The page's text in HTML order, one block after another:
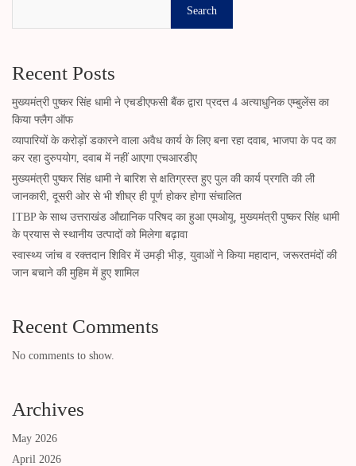
Search
Recent Posts
मुख्यमंत्री पुष्कर सिंह धामी ने एचडीएफसी बैंक द्वारा प्रदत्त 4 अत्याधुनिक एम्बुलेंस का
किया फ्लैग ऑफ
व्यापारियों के करोड़ों डकारने वाला अवैध कार्य के लिए बना रहा दवाब, भाजपा के पद का
कर रहा दुरुपयोग, दवाब में नहीं आएगा एचआरडीए
मुख्यमंत्री पुष्कर सिंह धामी ने बारिश से क्षतिग्रस्त हुए पुल की कार्य प्रगति की ली
जानकारी, दूसरी ओर से भी शीघ्र ही पूर्ण होकर होगा संचालित
ITBP के साथ उत्तराखंड औद्यानिक परिषद का हुआ एमओयू, मुख्यमंत्री पुष्कर सिंह धामी
के प्रयास से स्थानीय उत्पादों को मिलेगा बढ़ावा
स्वास्थ्य जांच व रक्तदान शिविर में उमड़ी भीड़, युवाओं ने किया महादान, जरूरतमंदों की
जान बचाने की मुहिम में हुए शामिल
Recent Comments
No comments to show.
Archives
May 2026
April 2026